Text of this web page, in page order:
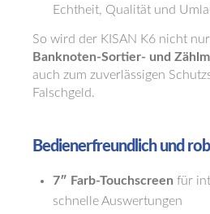
Echtheit, Qualität und
So wird der KISAN K6 nicht
Banknoten-Sortier- und
auch zum zuverlässigen
Falschgeld.
Bedienerfreundlich und
7″ Farb-Touchscreen für
schnelle Auswertungen